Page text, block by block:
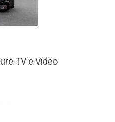
TV e Video